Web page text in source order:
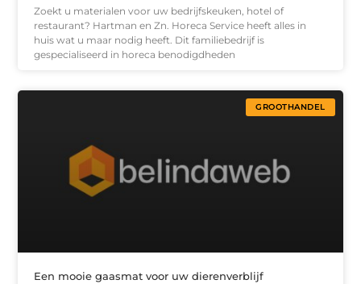
Zoekt u materialen voor uw bedrijfskeuken, hotel of
restaurant? Hartman en Zn. Horeca Service heeft alles in
huis wat u maar nodig heeft. Dit familiebedrijf is
gespecialiseerd in horeca benodigdheden
GROOTHANDEL
Een mooie gaasmat voor uw dierenverblijf